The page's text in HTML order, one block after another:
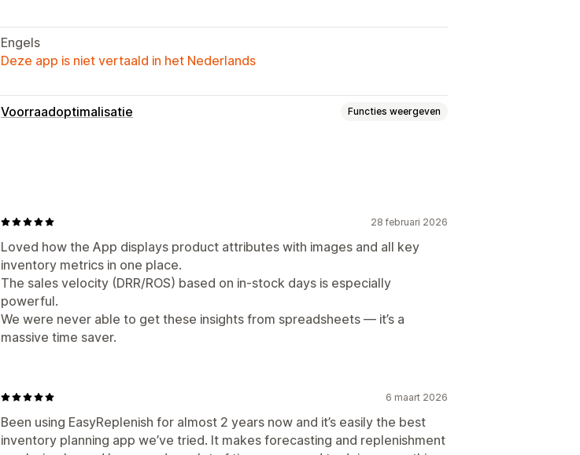
Engels
Deze app is niet vertaald in het Nederlands
Voorraadoptimalisatie Functies weergeven
Bestellingenbeheer
Inkooporders
Meldingen en analytics
Meldingen bij herbevoorrading
E-mailmeldingen
28 februari 2026
Loved how the App displays product attributes with images and all key
inventory metrics in one place.
The sales velocity (DRR/ROS) based on in-stock days is especially
powerful.
We were never able to get these insights from spreadsheets — it’s a
massive time saver.
6 maart 2026
Been using EasyReplenish for almost 2 years now and it’s easily the best
inventory planning app we’ve tried. It makes forecasting and replenishment